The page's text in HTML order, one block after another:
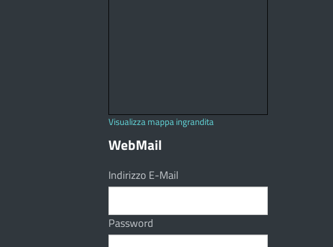
Visualizza mappa ingrandita
WebMail
Indirizzo E-Mail
Password